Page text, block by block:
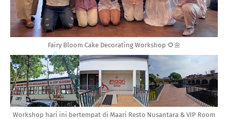
Fairy Bloom Cake Decorating Workshop 🌻🌼
Workshop hari ini bertempat di Maari Resto Nusantara & VIP Room